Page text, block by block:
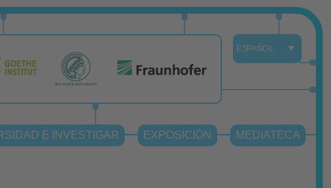
E INVESTIGAR EXPOSICIÓN MEDIATECA